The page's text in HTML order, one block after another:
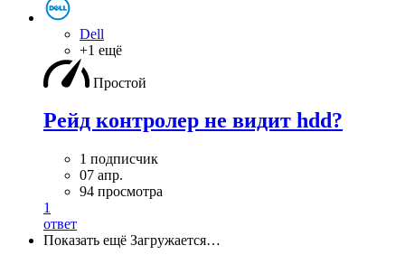
Dell
+1 ещё
Простой
Рейд контролер не видит hdd?
1 подписчик
07 апр.
94 просмотра
1
ответ
Показать ещё Загружается…